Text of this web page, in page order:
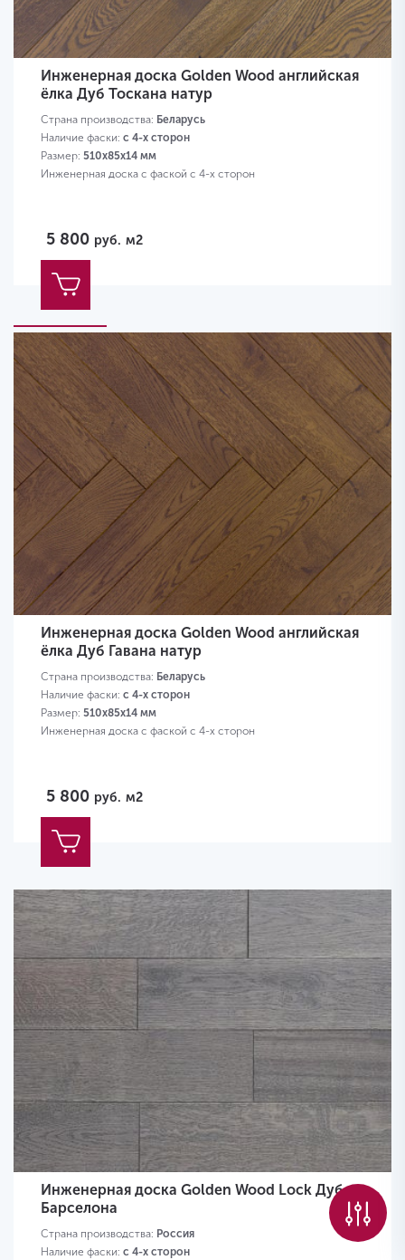
Инженерная доска Golden Wood английская
ёлка Дуб Тоскана натур
Страна производства: Беларусь
Наличие фаски: с 4-х сторон
Размер: 510х85х14 мм
Инженерная доска с фаской с 4-х сторон
5 800 руб. м2
Инженерная доска Golden Wood английская
ёлка Дуб Гавана натур
Страна производства: Беларусь
Наличие фаски: с 4-х сторон
Размер: 510х85х14 мм
Инженерная доска с фаской с 4-х сторон
5 800 руб. м2
Инженерная доска Golden Wood Lock Дуб
Барселона
Страна производства: Россия
Наличие фаски: с 4-х сторон